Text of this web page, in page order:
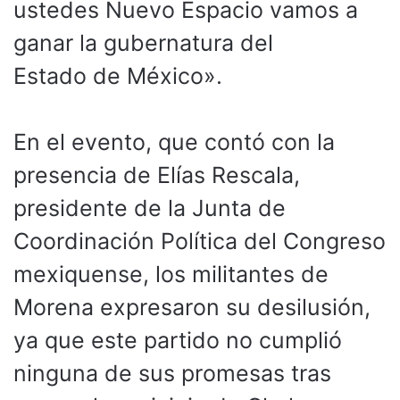
ustedes Nuevo Espacio vamos a
ganar la gubernatura del
Estado de México».
En el evento, que contó con la
presencia de Elías Rescala,
presidente de la Junta de
Coordinación Política del Congreso
mexiquense, los militantes de
Morena expresaron su desilusión,
ya que este partido no cumplió
ninguna de sus promesas tras